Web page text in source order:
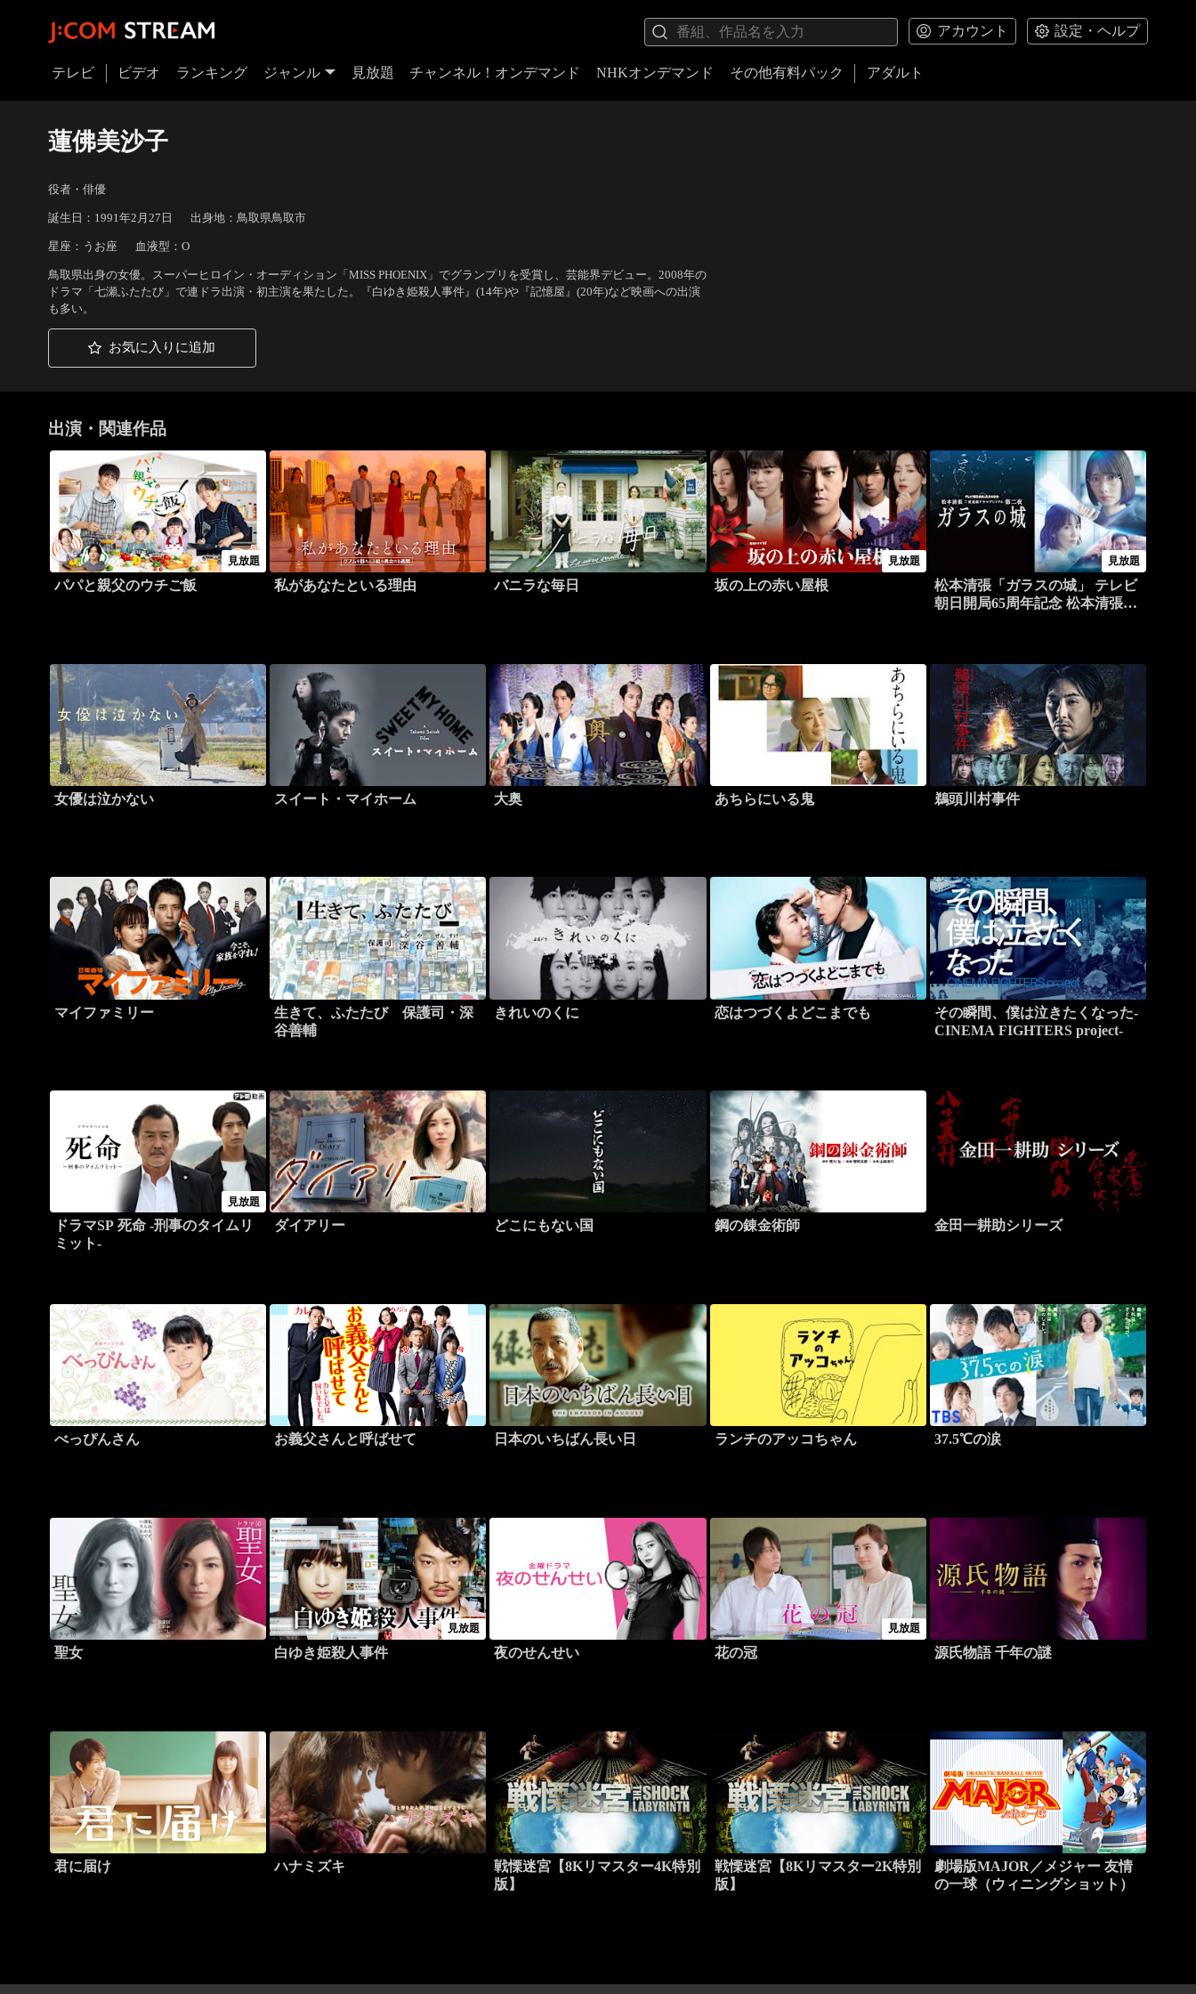
アカウント 設定・ヘルプ
テレビ ビデオ ランキング ジャンル 見放題 チャンネル！オンデマンド NHKオンデマンド その他有料パック アダルト
蓮佛美沙子
役者・俳優
誕生日：1991年2月27日 出身地：鳥取県鳥取市
星座：うお座 血液型：O
鳥取県出身の女優。スーパーヒロイン・オーディション「MISS PHOENIX」でグランプリを受賞し、芸能界デビュー。2008年の
ドラマ「七瀬ふたたび」で連ドラ出演・初主演を果たした。『白ゆき姫殺人事件』(14年)や『記憶屋』(20年)など映画への出演
も多い。
お気に入りに追加
出演・関連作品
見放題
パパと親父のウチご飯 私があなたといる理由 バニラな毎日
見放題
坂の上の赤い屋根
見放題
松本清張「ガラスの城」 テレビ
朝日開局65周年記念 松本清張二
女優は泣かない スイート・マイホーム 大奥 あちらにいる鬼 鵜頭川村事件
マイファミリー
生きて、ふたたび 保護司・深
谷善輔
きれいのくに 恋はつづくよどこまでも
その瞬間、僕は泣きたくなった-
CINEMA FIGHTERS project-
見放題
ドラマSP 死命 -刑事のタイムリ
ミット-
ダイアリー どこにもない国 鋼の錬金術師 金田一耕助シリーズ
べっぴんさん お義父さんと呼ばせて 日本のいちばん長い日 ランチのアッコちゃん 37.5℃の涙
聖女
見放題
白ゆき姫殺人事件 夜のせんせい
見放題
花の冠 源氏物語 千年の謎
君に届け ハナミズキ
戦慄迷宮【8Kリマスター4K特別
版】
戦慄迷宮【8Kリマスター2K特別
版】
劇場版MAJOR／メジャー 友情
の一球（ウィニングショット）